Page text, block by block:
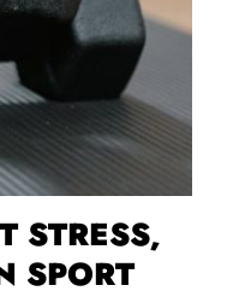
STRESS,
SPORT